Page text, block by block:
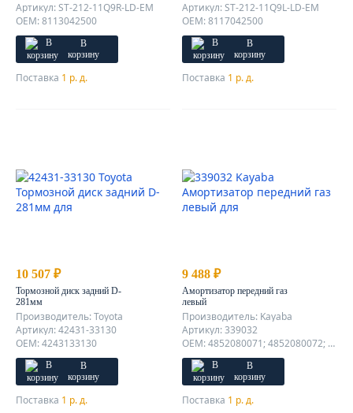
Артикул: ST-212-11Q9R-LD-EM
OEM: 8113042500
В
корзину
Поставка 1 р. д.
Артикул: ST-212-11Q9L-LD-EM
OEM: 8117042500
В
корзину
Поставка 1 р. д.
10 507 ₽
Тормозной диск задний D-
281мм
Производитель: Toyota
Артикул: 42431-33130
OEM: 4243133130
В
корзину
Поставка 1 р. д.
9 488 ₽
Амортизатор передний газ
левый
Производитель: Kayaba
Артикул: 339032
OEM: 4852080071; 4852080072; 4852080074;
В
корзину
Поставка 1 р. д.